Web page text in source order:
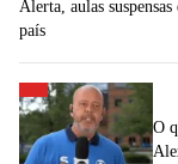
Alerta, aulas
país
O